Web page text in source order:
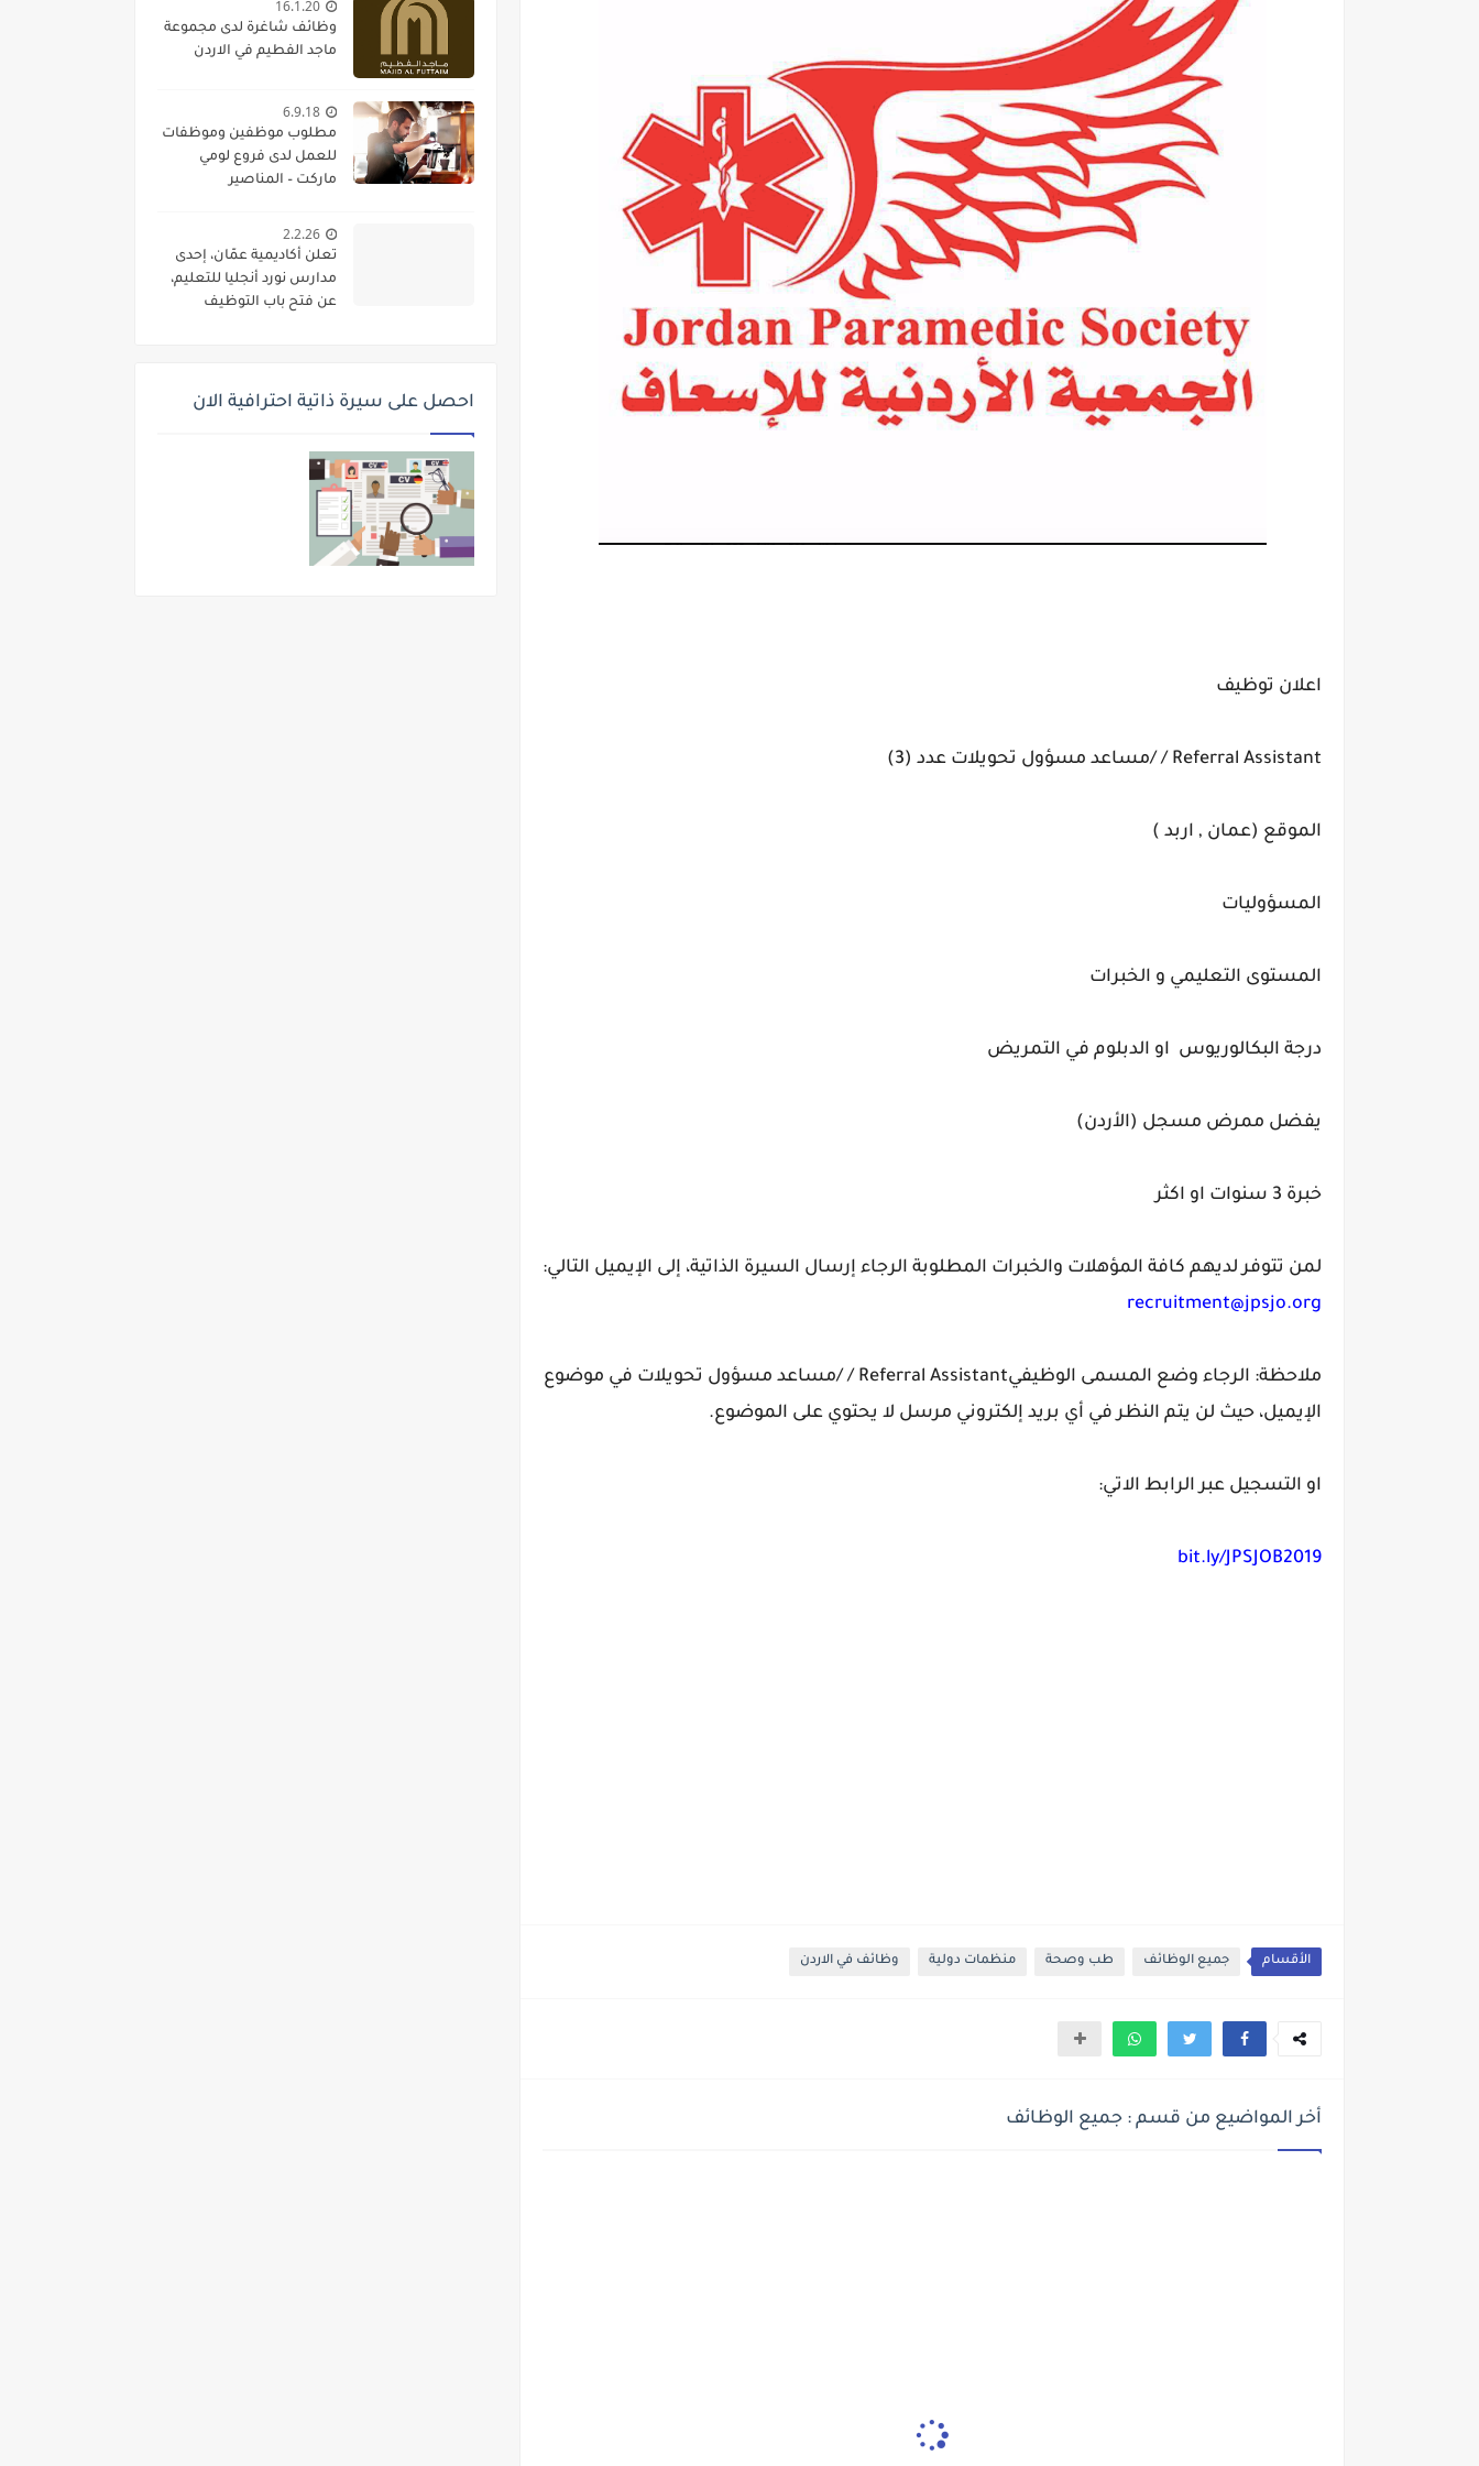
اعلان توظيف
Referral Assistant / /مساعد مسؤول تحويلات عدد (3)
الموقع (عمان , اربد )
المسؤوليات
المستوى التعليمي و الخبرات
درجة البكالوريوس او الدبلوم في التمريض
يفضل ممرض مسجل (الأردن)
خبرة 3 سنوات او اكثر
لمن تتوفر لديهم كافة المؤهلات والخبرات المطلوبة الرجاء إرسال السيرة الذاتية، إلى الإيميل التالي:
ملاحظة: الرجاء وضع المسمى الوظيفيReferral Assistant / /مساعد مسؤول تحويلات في موضوع
الإيميل، حيث لن يتم النظر في أي بريد إلكتروني مرسل لا يحتوي على الموضوع.
او التسجيل عبر الرابط الاتي:
bit.ly/JPSJOB2019
الأقسام جميع الوظائف طب وصحة منظمات دولية وظائف في الاردن
أخر المواضيع من قسم : جميع الوظائف
16.1.20
وظائف شاغرة لدى مجموعة
ماجد الفطيم في الاردن
6.9.18
مطلوب موظفين وموظفات
للعمل لدى فروع لومي
ماركت – المناصير
2.2.26
تعلن أكاديمية عمّان، إحدى
مدارس نورد أنجليا للتعليم،
عن فتح باب التوظيف
احصل على سيرة ذاتية احترافية الان